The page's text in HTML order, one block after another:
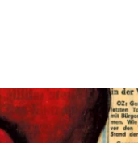
die Neuendorfer